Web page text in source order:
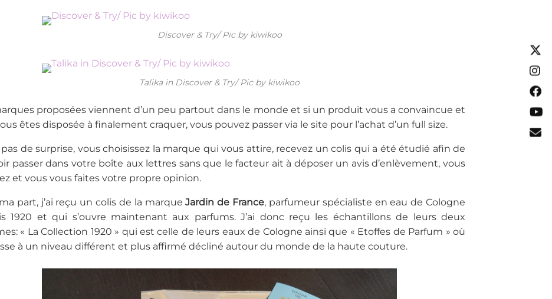
Discover & Try/ Pic by kiwikoo
Talika in Discover & Try/ Pic by kiwikoo
proposées viennent d’un peu partout dans le monde et si un produit vous a convaincue et
êtes disposée à finalement craquer, vous pouvez passer via le site pour l’achat d’un full size.
de surprise, vous choisissez la marque qui vous attire, recevez un colis qui a été étudié afin de
passer dans votre boîte aux lettres sans que le facteur ait à déposer un avis d’enlèvement, vous
et vous vous faites votre propre opinion.
part, j’ai reçu un colis de la marqueJardin de France, parfumeur spécialiste en eau de Cologne
1920 et qui s’ouvre maintenant aux parfums. J’ai donc reçu les échantillons de leurs deux
« La Collection 1920 » qui est celle de leurs eaux de Cologne ainsi que « Etoffes de Parfum » où
à un niveau différent et plus affirmé décliné autour du monde de la haute couture.